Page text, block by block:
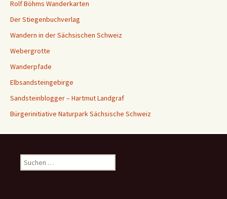
Rolf Böhms Wanderkarten
Der Stiegenbuchverlag
Wandern in der Sächsischen Schweiz
Webergrotte
Wanderpfade
Elbsandsteingebirge
Sandsteinblogger – Hartmut Landgraf
Bürgerinitiative Naturpark Sächsische Schweiz
Suchen
nach: